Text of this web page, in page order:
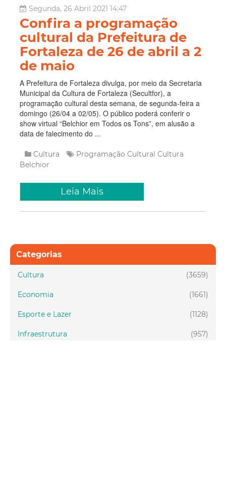
Segunda, 26 Abril 2021 14:47
Confira a programação
cultural da Prefeitura de
Fortaleza de 26 de abril a 2
de maio
A Prefeitura de Fortaleza divulga, por meio da Secretaria
Municipal da Cultura de Fortaleza (Secultfor), a
programação cultural desta semana, de segunda-feira a
domingo (26/04 a 02/05). O público poderá conferir o
show virtual “Belchior em Todos os Tons”, em alusão a
data de falecimento do ...
Cultura Programação Cultural Cultura
Belchior
Leia Mais
Categorias
(3659)
Cultura
(1661)
Economia
(1128)
Esporte e Lazer
(957)
Infraestrutura